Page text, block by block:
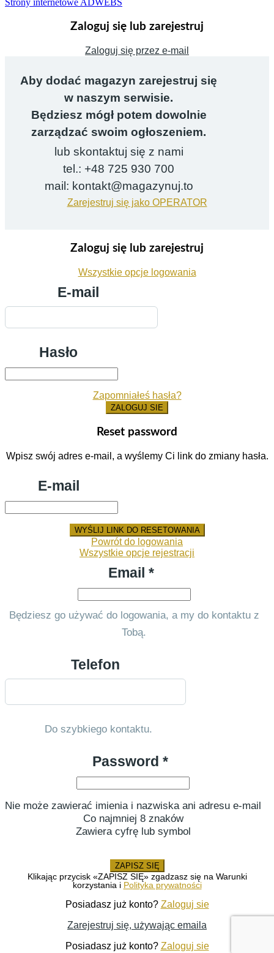
Strony internetowe ADWEBS
Zaloguj się lub zarejestruj
Zaloguj się przez e-mail
Aby dodać magazyn zarejestruj się
w naszym serwisie.
Będziesz mógł potem dowolnie
zarządzać swoim ogłoszeniem.
lub skontaktuj się z nami
tel.: +48 725 930 700
mail: kontakt@magazynuj.to
Zarejestruj się jako OPERATOR
Zaloguj się lub zarejestruj
Wszystkie opcje logowania
E-mail
Hasło
Zapomniałeś hasła?
ZALOGUJ SIE
Reset password
Wpisz swój adres e-mail, a wyślemy Ci link do zmiany hasła.
E-mail
WYŚLIJ LINK DO RESETOWANIA
Powrót do logowania
Wszystkie opcje rejestracji
Email *
Będziesz go używać do logowania, a my do kontaktu z
Tobą.
Telefon
Do szybkiego kontaktu.
Password *
Nie może zawierać imienia i nazwiska ani adresu e-mail
Co najmniej 8 znaków
Zawiera cyfrę lub symbol
ZAPISZ SIĘ
Klikając przycisk «ZAPISZ SIĘ» zgadzasz się na Warunki
korzystania i Polityka prywatności
Posiadasz już konto? Zaloguj sie
Zarejestruj się, używając emaila
Posiadasz już konto? Zaloguj sie